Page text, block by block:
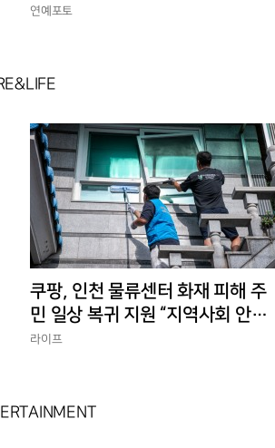
연예포토
쿠팡, 인천 물류센터 화재 피해 주
민 일상 복귀 지원 “지역사회 안정
에 총력”
라이프